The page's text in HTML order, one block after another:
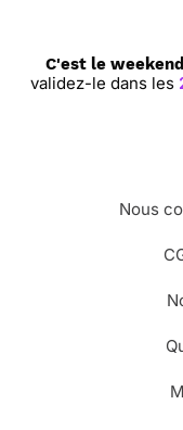
C'est le weekend
validez-le dans les
Nous